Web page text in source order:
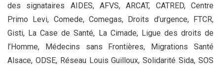
des signataires AIDES, AFVS, ARCAT, CATRED, Centre
Primo Levi, Comede, Comegas, Droits d’urgence, FTCR,
Gisti, La Case de Santé, La Cimade, Ligue des droits de
l’Homme, Médecins sans Frontières, Migrations Santé
Alsace, ODSE, Réseau Louis Guilloux, Solidarité Sida, SOS